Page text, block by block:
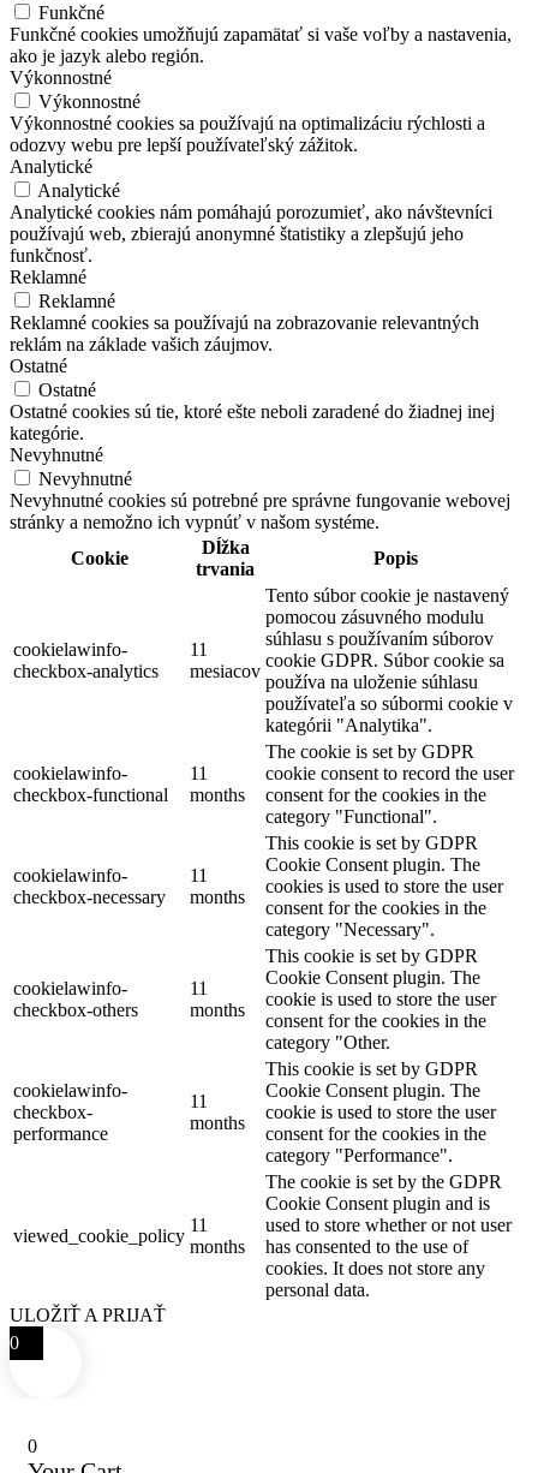
Funkčné
Funkčné cookies umožňujú zapamätať si vaše voľby a nastavenia,
ako je jazyk alebo región.
Výkonnostné
Výkonnostné
Výkonnostné cookies sa používajú na optimalizáciu rýchlosti a
odozvy webu pre lepší používateľský zážitok.
Analytické
Analytické
Analytické cookies nám pomáhajú porozumieť, ako návštevníci
používajú web, zbierajú anonymné štatistiky a zlepšujú jeho
funkčnosť.
Reklamné
Reklamné
Reklamné cookies sa používajú na zobrazovanie relevantných
reklám na základe vašich záujmov.
Ostatné
Ostatné
Ostatné cookies sú tie, ktoré ešte neboli zaradené do žiadnej inej
kategórie.
Nevyhnutné
Nevyhnutné
Nevyhnutné cookies sú potrebné pre správne fungovanie webovej
stránky a nemožno ich vypnúť v našom systéme.
Cookie
Dĺžka
trvania
Popis
cookielawinfo-
checkbox-analytics
11
mesiacov
Tento súbor cookie je nastavený
pomocou zásuvného modulu
súhlasu s používaním súborov
cookie GDPR. Súbor cookie sa
používa na uloženie súhlasu
používateľa so súbormi cookie v
kategórii "Analytika".
cookielawinfo-
checkbox-functional
11
months
The cookie is set by GDPR
cookie consent to record the user
consent for the cookies in the
category "Functional".
cookielawinfo-
checkbox-necessary
11
months
This cookie is set by GDPR
Cookie Consent plugin. The
cookies is used to store the user
consent for the cookies in the
category "Necessary".
cookielawinfo-
checkbox-others
11
months
This cookie is set by GDPR
Cookie Consent plugin. The
cookie is used to store the user
consent for the cookies in the
category "Other.
cookielawinfo-
checkbox-
performance
11
months
This cookie is set by GDPR
Cookie Consent plugin. The
cookie is used to store the user
consent for the cookies in the
category "Performance".
viewed_cookie_policy
11
months
The cookie is set by the GDPR
Cookie Consent plugin and is
used to store whether or not user
has consented to the use of
cookies. It does not store any
personal data.
ULOŽIŤ A PRIJAŤ
0
0